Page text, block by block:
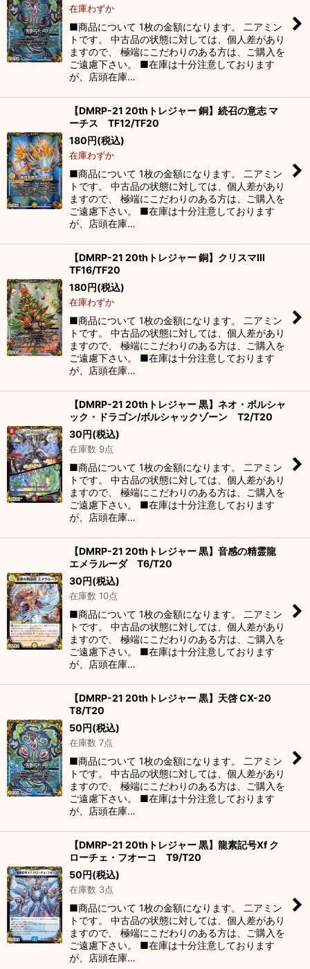
在庫わずか
■商品について 1枚の金額になります。 二アミン
トです。 中古品の状態に対しては、個人差があり
ますので、 極端にこだわりのある方は、ご購入を
ご遠慮下さい。 ■在庫は十分注意しております
が、店頭在庫…
【DMRP-21 20thトレジャー 銅】続召の意志 マ
ーチス TF12/TF20
180円(税込)
在庫わずか
■商品について 1枚の金額になります。 二アミン
トです。 中古品の状態に対しては、個人差があり
ますので、 極端にこだわりのある方は、ご購入を
ご遠慮下さい。 ■在庫は十分注意しております
が、店頭在庫…
【DMRP-21 20thトレジャー 銅】クリスマIII
TF16/TF20
180円(税込)
在庫わずか
■商品について 1枚の金額になります。 二アミン
トです。 中古品の状態に対しては、個人差があり
ますので、 極端にこだわりのある方は、ご購入を
ご遠慮下さい。 ■在庫は十分注意しております
が、店頭在庫…
【DMRP-21 20thトレジャー 黒】ネオ・ボルシャ
ック・ドラゴン/ボルシャックゾーン T2/T20
30円(税込)
在庫数 9点
■商品について 1枚の金額になります。 二アミン
トです。 中古品の状態に対しては、個人差があり
ますので、 極端にこだわりのある方は、ご購入を
ご遠慮下さい。 ■在庫は十分注意しております
が、店頭在庫…
【DMRP-21 20thトレジャー 黒】音感の精霊龍
エメラルーダ T6/T20
30円(税込)
在庫数 10点
■商品について 1枚の金額になります。 二アミン
トです。 中古品の状態に対しては、個人差があり
ますので、 極端にこだわりのある方は、ご購入を
ご遠慮下さい。 ■在庫は十分注意しております
が、店頭在庫…
【DMRP-21 20thトレジャー 黒】天啓 CX-20
T8/T20
50円(税込)
在庫数 7点
■商品について 1枚の金額になります。 二アミン
トです。 中古品の状態に対しては、個人差があり
ますので、 極端にこだわりのある方は、ご購入を
ご遠慮下さい。 ■在庫は十分注意しております
が、店頭在庫…
【DMRP-21 20thトレジャー 黒】龍素記号Xf ク
ローチェ・フオーコ T9/T20
50円(税込)
在庫数 3点
■商品について 1枚の金額になります。 二アミン
トです。 中古品の状態に対しては、個人差があり
ますので、 極端にこだわりのある方は、ご購入を
ご遠慮下さい。 ■在庫は十分注意しております
が、店頭在庫…